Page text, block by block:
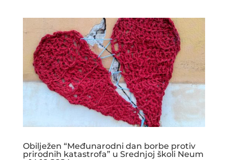
Obilježen “Međunarodni dan borbe protiv
prirodnih katastrofa” u Srednjoj školi Neum